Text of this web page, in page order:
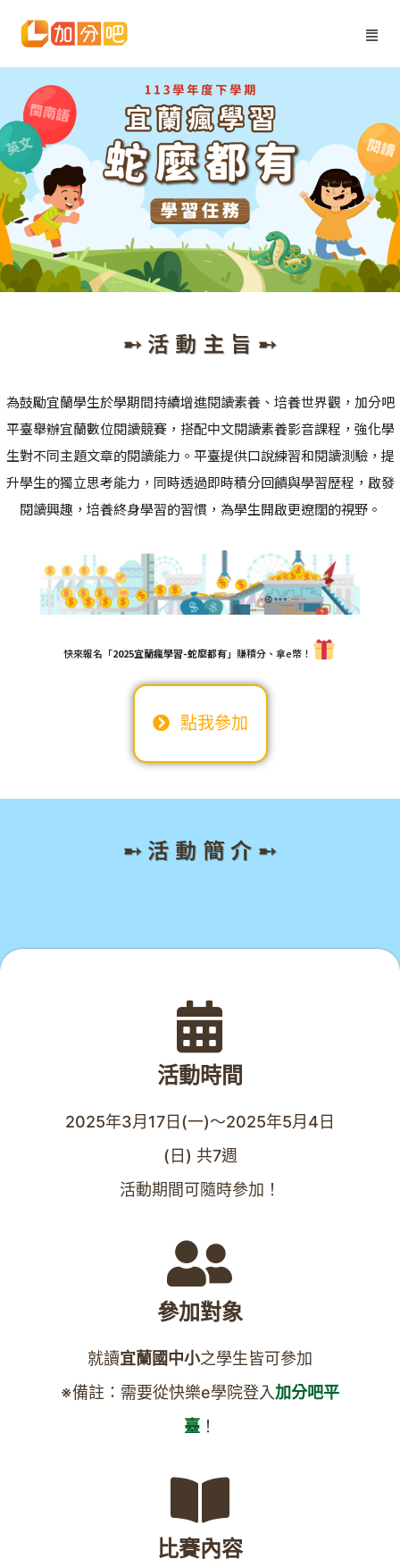
➸ 活 動 主 旨 ➸
為鼓勵宜蘭學生於學期間持續增進閱讀素養、培養世界觀，加分吧
平臺舉辦宜蘭數位閱讀競賽，搭配中文閱讀素養影音課程 ，強化學
生對不同主題文章的閱讀能力 。 平臺提供口說練習和閱讀測驗，提
升學生的獨立思考能力，同時透過即時積分回饋與學習歷程 ，啟發
閱讀興趣， 培養終身學習的習慣，為學生開啟更遼闊的視野。
快來報名「2025宜蘭瘋學習-蛇麼都有」賺積分、拿e幣！
點我參加
➸ 活 動 簡 介 ➸
活動時間
2025年3月17日(一)～2025年5月4日
(日) 共7週
活動期間可隨時參加！
參加對象
就讀宜蘭國中小之學生皆可參加
※備註：需要從快樂e學院登入加分吧平
臺 ！
比賽內容